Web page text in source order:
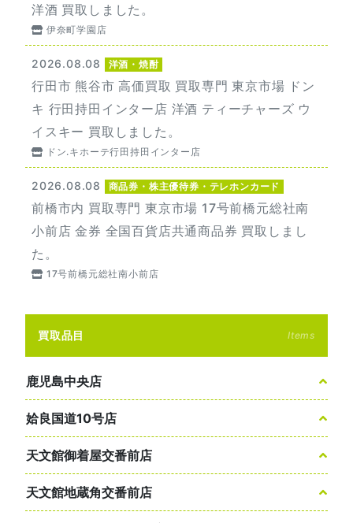
洋酒 買取しました。
伊奈町学園店
2026.08.08 洋酒・焼酎
行田市 熊谷市 高価買取 買取専門 東京市場 ドン
キ 行田持田インター店 洋酒 ティーチャーズ ウ
イスキー 買取しました。
ドン.キホーテ行田持田インター店
2026.08.08 商品券・株主優待券・テレホンカード
前橋市内 買取専門 東京市場 17号前橋元総社南
小前店 金券 全国百貨店共通商品券 買取しまし
た。
17号前橋元総社南小前店
買取品目 Items
鹿児島中央店
姶良国道10号店
天文館御着屋交番前店
天文館地蔵角交番前店